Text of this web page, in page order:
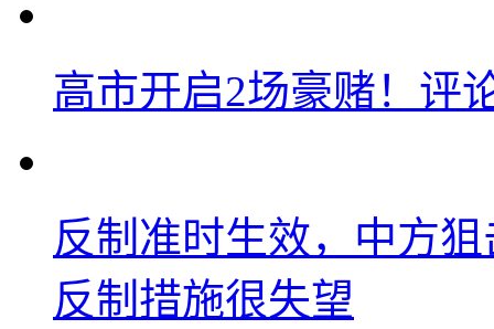
高市开启2场豪赌！评
反制准时生效，中方
反制措施很失望